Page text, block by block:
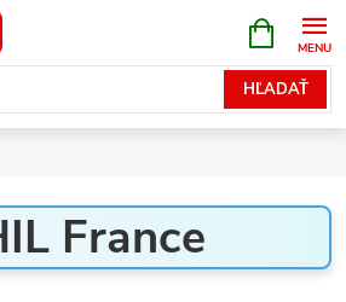
HĽADAŤ
KOŠÍK
France